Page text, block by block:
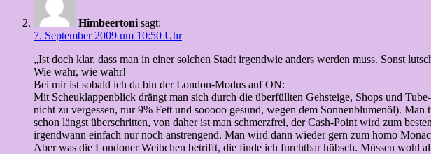
Himbeertoni sagt:
7. September 2009 um 10:50 Uhr
„Ist doch klar, dass man in einer solchen Stadt irgendwie anders werden muss. Sonst
Wie wahr, wie wahr!
Bei mir ist sobald ich da bin der London-Modus auf ON:
Mit Scheuklappenblick drängt man sich durch die überfüllten Gehsteige, Shops und
nicht zu vergessen, nur 9% Fett und sooooo gesund, wegen dem Sonnenblumenöl).
schon längst überschritten, von daher ist man schmerzfrei, der Cash-Point wird zum
irgendwann einfach nur noch anstrengend. Man wird dann wieder gern zum homo
Aber was die Londoner Weibchen betrifft, die finde ich furchtbar hübsch. Müssen wohl